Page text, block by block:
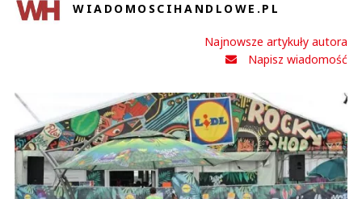
WIADOMOSCIHANDLOWE.PL
Najnowsze artykuły autora
Napisz wiadomość